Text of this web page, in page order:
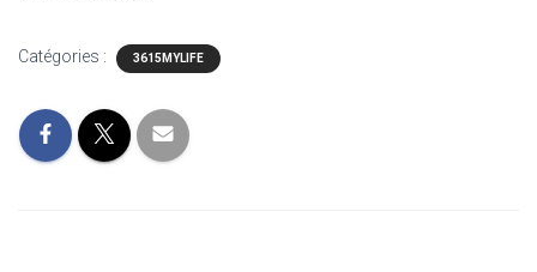
Catégories : 3615MYLIFE